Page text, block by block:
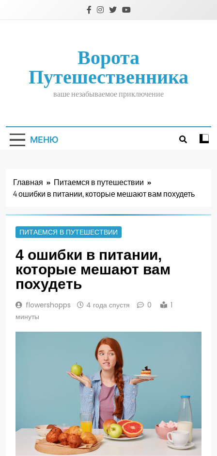
Ворота
Путешественника
ваше незабываемое приключение
МЕНЮ
Главная
Питаемся в путешествии
4 ошибки в питании, которые мешают вам похудеть
ПИТАЕМСЯ В ПУТЕШЕСТВИИ
4 ошибки в питании,
которые мешают вам
похудеть
flowershopps 4 года спустя 0
1
минуты